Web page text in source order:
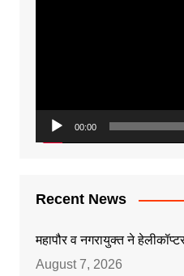
00:00
Recent News
महापौर व नगरायुक्त ने
August 7, 2026